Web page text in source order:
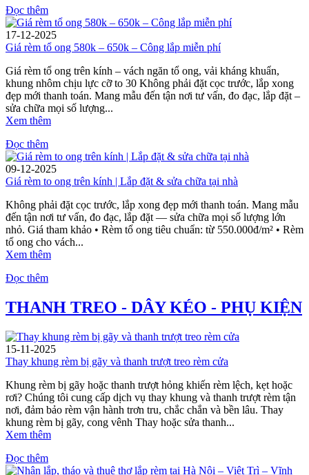
Đọc thêm
17-12-2025
Giá rèm tổ ong 580k – 650k – Công lắp miễn phí
Giá rèm tổ ong trên kính – vách ngăn tổ ong, vải kháng khuẩn,
khung nhôm chịu lực cỡ to 30 Không phải đặt cọc trước, lắp xong
đẹp mới thanh toán. Mang mẫu đến tận nơi tư vấn, đo đạc, lắp đặt –
sửa chữa mọi số lượng...
Xem thêm
Đọc thêm
09-12-2025
Giá rèm to ong trên kính | Lắp đặt & sửa chữa tại nhà
Không phải đặt cọc trước, lắp xong đẹp mới thanh toán. Mang mẫu
đến tận nơi tư vấn, đo đạc, lắp đặt — sửa chữa mọi số lượng lớn
nhỏ. Giá tham khảo • Rèm tổ ong tiêu chuẩn: từ 550.000đ/m² • Rèm
tổ ong cho vách...
Xem thêm
Đọc thêm
THANH TREO - DÂY KÉO - PHỤ KIỆN
15-11-2025
Thay khung rèm bị gãy và thanh trượt treo rèm cửa
Khung rèm bị gãy hoặc thanh trượt hỏng khiến rèm lệch, kẹt hoặc
rơi? Chúng tôi cung cấp dịch vụ thay khung và thanh trượt rèm tận
nơi, đảm bảo rèm vận hành trơn tru, chắc chắn và bền lâu. Thay
khung rèm bị gãy, cong vênh Thay hoặc sửa thanh...
Xem thêm
Đọc thêm